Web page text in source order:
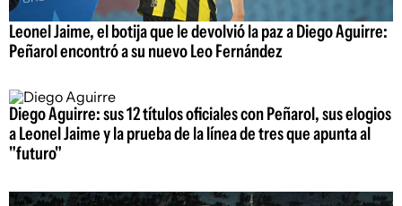
Leonel Jaime, el botija que le devolvió la paz a Diego Aguirre:
Peñarol encontró a su nuevo Leo Fernández
Diego Aguirre: sus 12 títulos oficiales con Peñarol, sus elogios
a Leonel Jaime y la prueba de la línea de tres que apunta al
"futuro"